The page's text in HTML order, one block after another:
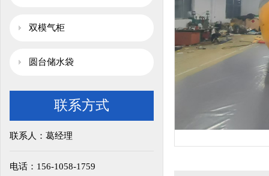
双模气柜
圆台储水袋
联系方式
联系人：葛经理
电话：156-1058-1759